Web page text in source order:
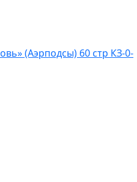
(Аэрподсы) 60 стр КЗ-0-